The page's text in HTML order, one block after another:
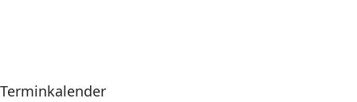
Terminkalender